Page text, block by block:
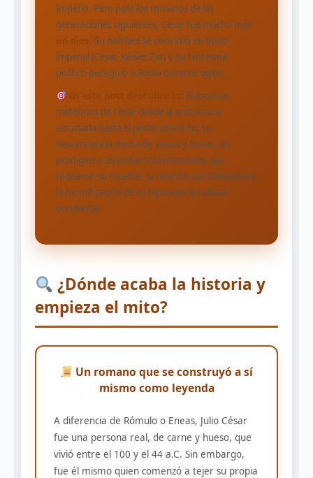
Imperio. Pero para los romanos de las
generaciones siguientes, César fue mucho más:
. Su nombre se convirtió en título
imperial (César, Káiser, Zar) y su fantasma
político persiguió a Roma durante siglos.
El ascenso
meteórico de César desde la aristocracia
arruinada hasta el poder absoluto, su
descendencia divina de Venus y Eneas, los
prodigios y leyendas sobrenaturales que
rodearon su muerte, su relación con Cleopatra y
la momificación de su figura en la cultura
occidental.
¿Dónde acaba la historia y
empieza el mito?
Un romano que se construyó a sí
mismo como leyenda
A diferencia de Rómulo o Eneas, Julio César
fue una persona real, de carne y hueso, que
vivió entre el 100 y el 44 a.C. Sin embargo,
fue él mismo quien comenzó a tejer su propia